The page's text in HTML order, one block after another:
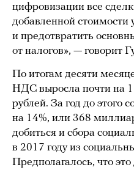
цифровизации все
добавленной стоимости
и предотвратить
от налогов», — говорит
По итогам десяти
НДС выросла почти на
рублей. За год до этого
на 14%, или 368
добиться и сбора
в 2017 году из
Предполагалось, что